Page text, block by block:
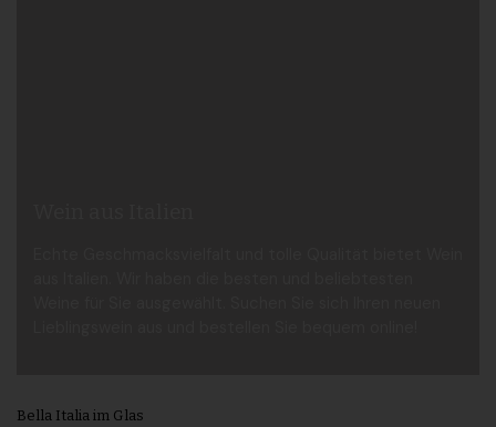
Bella Italia im Glas